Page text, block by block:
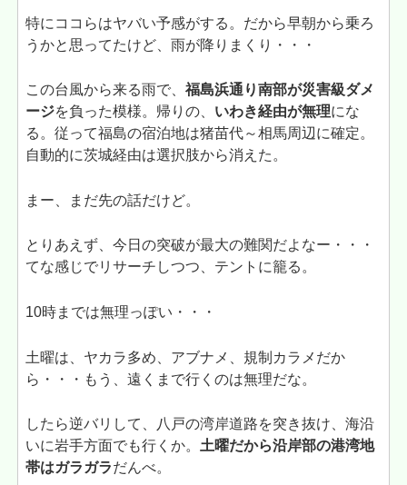
特にココらはヤバい予感がする。だから早朝から乗ろ
うかと思ってたけど、雨が降りまくり・・・
この台風から来る雨で、福島浜通り南部が災害級ダメ
ージを負った模様。帰りの、 いわき経由が無理にな
る。従って福島の宿泊地は猪苗代～相馬周辺に確定。
自動的に茨城経由は選択肢から消えた。
まー、まだ先の話だけど。
とりあえず、今日の突破が最大の難関だよなー・・・
てな感じでリサーチしつつ、テントに籠る。
10時までは無理っぽい・・・
土曜は、ヤカラ多め、アブナメ、規制カラメだか
ら・・・もう、遠くまで行くのは無理だな。
したら逆バリして、八戸の湾岸道路を突き抜け、海沿
いに岩手方面でも行くか。 土曜だから沿岸部の港湾地
帯はガラガラだんべ。